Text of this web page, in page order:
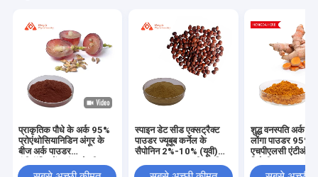
प्राकृतिक पौधे के अर्क 95%
प्रोएंथोसियानिडिन अंगूर के
बीज अर्क पाउडर
अर्क
स्पाइन डेट सीड एक्सट्रैक्ट
पाउडर ज्यूबूब कर्नेल के
सैपोनिन 2%-10% (यूवी)
शुद्ध वनस्पति अर्क
लोंगा पाउडर 95%
एचपीएलसी